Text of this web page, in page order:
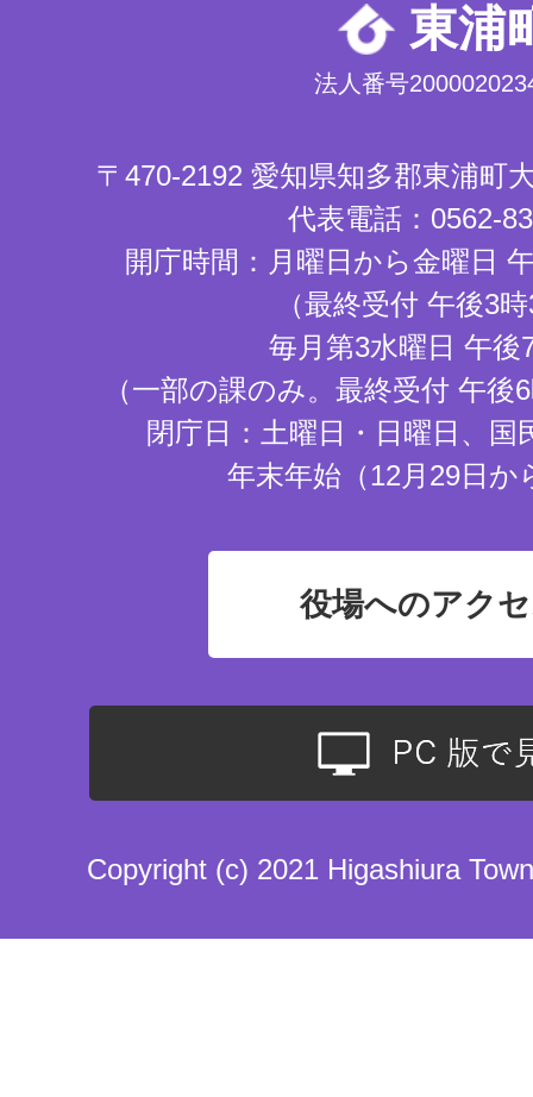
東浦
法人番号
〒470-2192 愛知県知多郡東浦町
代表電話：0562-
開庁時間：月曜日から金曜日
（最終受付 午後3
毎月第3水曜日 午後
（一部の課のみ。最終受付 午
閉庁日：土曜日・日曜日、国
年末年始（12月29日か
役場へのアク
Copyright (c) 2021 Higashiura